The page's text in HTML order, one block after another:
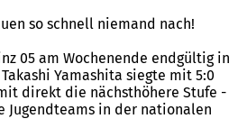
so schnell niemand nach!
05 am Wochenende endgültig in
Yamashita siegte mit 5:0
direkt die nächsthöhere Stufe -
Jugendteams in der nationalen